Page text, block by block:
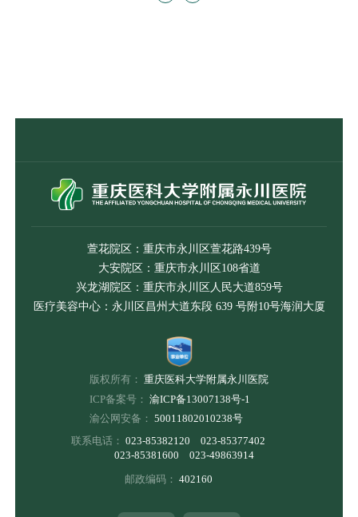
萱花院区：重庆市永川区萱花路439号
大安院区：重庆市永川区108省道
兴龙湖院区：重庆市永川区人民大道859号
医疗美容中心：永川区昌州大道东段 639 号附10号海润大厦
版权所有： 重庆医科大学附属永川医院
ICP备案号：
渝ICP备13007138号-1
渝公网安备： 50011802010238号
联系电话：
023-85382120 023-85377402
023-85381600 023-49863914
邮政编码： 402160